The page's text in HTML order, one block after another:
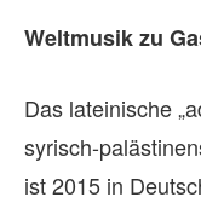
Weltmusik zu
Das lateinische
syrisch-
ist 2015 in